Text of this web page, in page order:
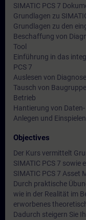
SIMATIC PCS 7
Grundlagen zu
Grundlagen zu den
Beschaffung von
Tool
Einführung in das
PCS 7
Auslesen von
Tausch von
Betrieb
Hantierung von
Anlegen und
Objectives
Der Kurs vermittelt
SIMATIC PCS 7 sowie
SIMATIC PCS 7 Asset
Durch praktische
wie in der Realität im
erworbenes
Dadurch steigern Sie